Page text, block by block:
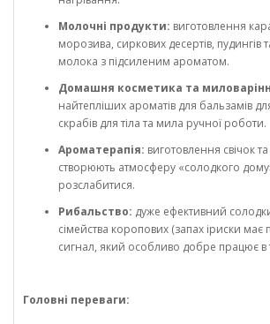
Молочні продукти: виготовлення
морозива, сиркових десертів, пудингів
молока з підсиленим ароматом.
Домашня косметика та
найтепліших ароматів для бальзамів
скрабів для тіла та мила ручної роботи.
Ароматерапія: виготовлення свічок
створюють атмосферу «солодкого
розслабитися.
Рибальство: дуже ефективний
сімейства коропових (запах іриски
сигнал, який особливо добре працює в
Головні переваги: